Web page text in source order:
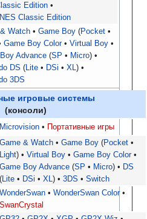
Edition
Classic Edition
Watch Game Boy
Pocket
Game Boy Color
Virtual Boy
Advance SP
Micro
DS
Lite DSi
XL
3DS
игровые системы
(консоли)
Microvision Портативные игры
Game & Watch Game Boy
Pocket
Light
Virtual Boy
Game Boy Color
Game Boy Advance SP Micro
DS
Lite
DSi XL 3DS Switch
WonderSwan
WonderSwan Color
SwanCrystal